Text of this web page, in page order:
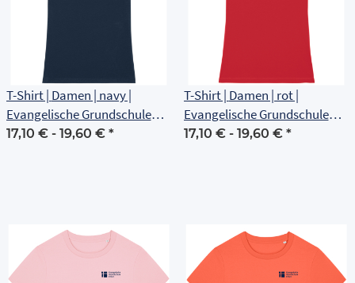
T-Shirt | Damen | navy |
Evangelische Grundschule
Erfurt
17,10 € - 19,60 € *
T-Shirt | Damen | rot |
Evangelische Grundschule
Erfurt
17,10 € - 19,60 € *